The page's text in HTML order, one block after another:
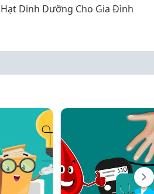
Dinh Dưỡng Cho Gia Đình